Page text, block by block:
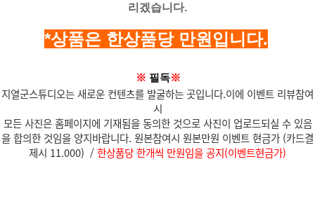
리겠습니다.
*상품은 한상품당 만원입니다.
※ 필독※
지열군스튜디오는 새로운 컨텐츠를 발굴하는 곳입니다.이에 이벤트 리뷰참여
시
모든 사진은 홈페이지에 기재됨을 동의한 것으로 사진이 업로드되실 수 있음
을 합의한 것임을 양지바랍니다. 원본참여시 원본만원 이벤트 현금가 (카드결
제시 11.000) /한상품당 한개씩 만원임을 공지(이벤트현금가)